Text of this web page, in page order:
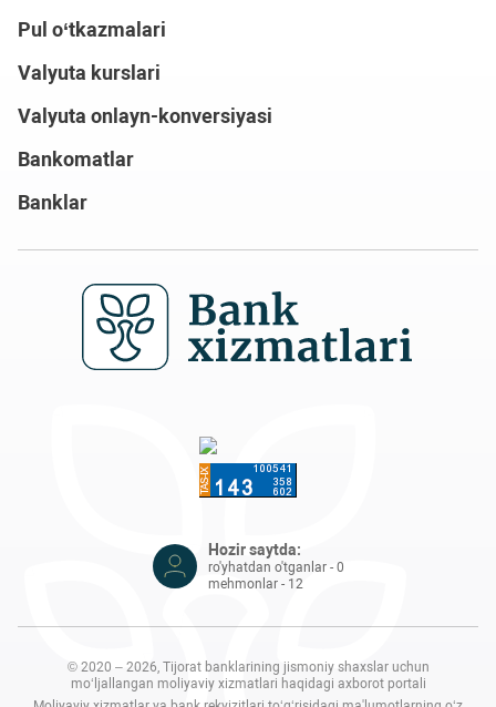
Pul o‘tkazmalari
Valyuta kurslari
Valyuta onlayn-konversiyasi
Bankomatlar
Banklar
Hozir saytda:
ro'yhatdan o'tganlar - 0
mehmonlar - 12
© 2020 – 2026, Tijorat banklarining jismoniy shaxslar uchun
mo‘ljallangan moliyaviy xizmatlari haqidagi axborot portali